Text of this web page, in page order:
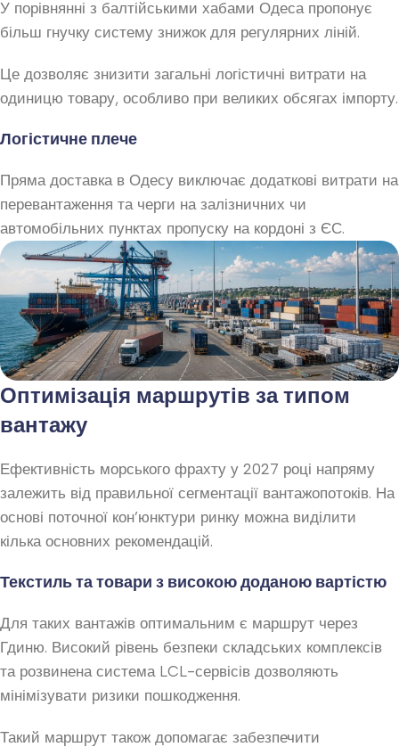
У порівнянні з балтійськими хабами Одеса пропонує
більш гнучку систему знижок для регулярних ліній.
Це дозволяє знизити загальні логістичні витрати на
одиницю товару, особливо при великих обсягах імпорту.
Логістичне плече
Пряма доставка в Одесу виключає додаткові витрати на
перевантаження та черги на залізничних чи
автомобільних пунктах пропуску на кордоні з ЄС.
Оптимізація маршрутів за типом
вантажу
Ефективність морського фрахту у 2027 році напряму
залежить від правильної сегментації вантажопотоків. На
основі поточної кон’юнктури ринку можна виділити
кілька основних рекомендацій.
Текстиль та товари з високою доданою вартістю
Для таких вантажів оптимальним є маршрут через
Гдиню. Високий рівень безпеки складських комплексів
та розвинена система LCL-сервісів дозволяють
мінімізувати ризики пошкодження.
Такий маршрут також допомагає забезпечити